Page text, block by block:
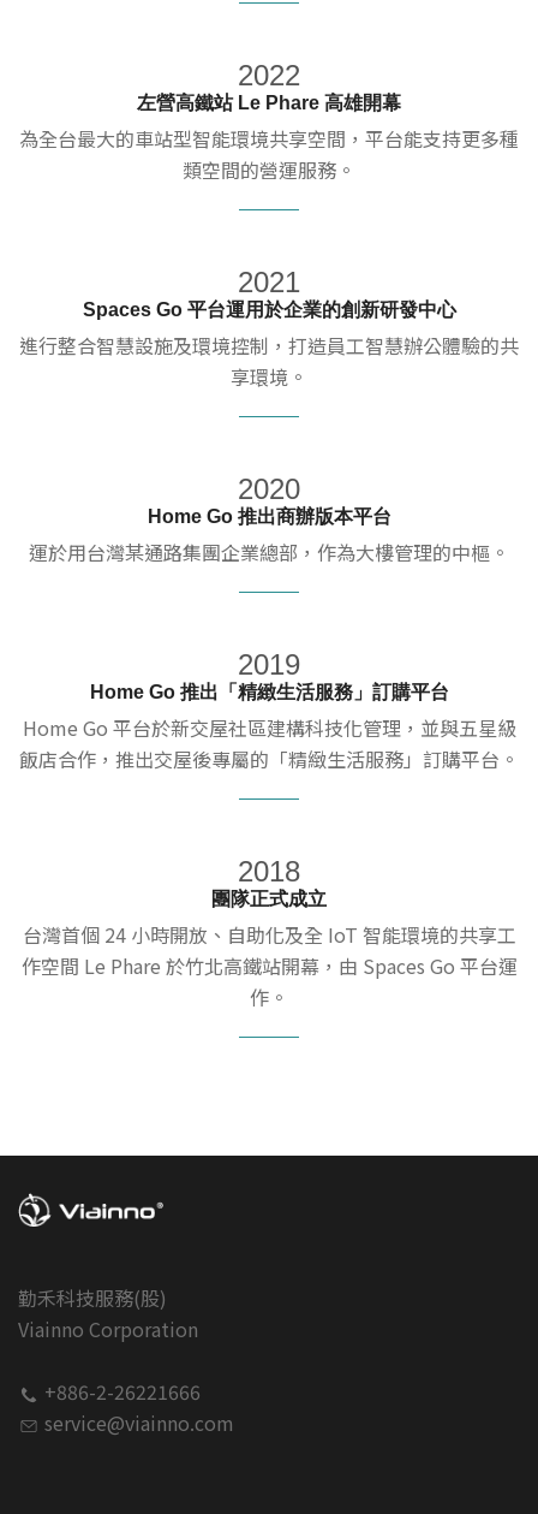
2022
左營高鐵站 Le Phare 高雄開幕
為全台最大的車站型智能環境共享空間，平台能支持更多種
類空間的營運服務。
2021
Spaces Go 平台運用於企業的創新研發中心
進行整合智慧設施及環境控制，打造員工智慧辦公體驗的共
享環境。
2020
Home Go 推出商辦版本平台
運於用台灣某通路集團企業總部，作為大樓管理的中樞。
2019
Home Go 推出「精緻生活服務」訂購平台
Home Go 平台於新交屋社區建構科技化管理，並與五星級
飯店合作，推出交屋後專屬的「精緻生活服務」訂購平台。
2018
團隊正式成立
台灣首個 24 小時開放、自助化及全 IoT 智能環境的共享工
作空間 Le Phare 於竹北高鐵站開幕，由 Spaces Go 平台運
作。
勤禾科技服務(股)
Viainno Corporation
+886-2-26221666
service@viainno.com